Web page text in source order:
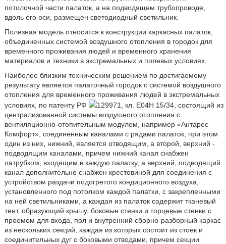
потолочной части палаток, а на подводящем трубопроводе,
вдоль его оси, размещен светодиодный светильник.
Полезная модель относится к конструкции каркасных палаток,
объединенных системой воздушного отопления в городок для
временного проживания людей и временного хранения
материалов и техники в экстремальных и полевых условиях.
Наиболее близким техническим решением по достигаемому
результату является палаточный городок с системой воздушного
отопления для временного проживания людей в экстремальных
условиях, по патенту РФ
129971, кл. E04H 15/34, состоящий из
централизованной системы воздушного отопления с
вентиляционно-отопительным модулем, например «Антарес
Комфорт», соединенным каналами с рядами палаток, при этом
один из них, нижний, является отводящим, а второй, верхний -
подводящим каналами, причем нижний канал снабжен
патрубком, входящим в каждую палатку, а верхний, подводящий
канал дополнительно снабжен крестовиной для соединения с
устройством раздачи подогретого кондиционного воздуха,
установленного под потолком каждой палатки, с закрепленными
на ней светильниками, а каждая из палаток содержит тканевый
тент, образующий крышу, боковые стенки и торцевые стенки с
проемом для входа, пол и внутренний сборно-разборный каркас
из нескольких секций, каждая из которых состоит из стоек и
соединительных дуг с боковыми отводами, причем секции